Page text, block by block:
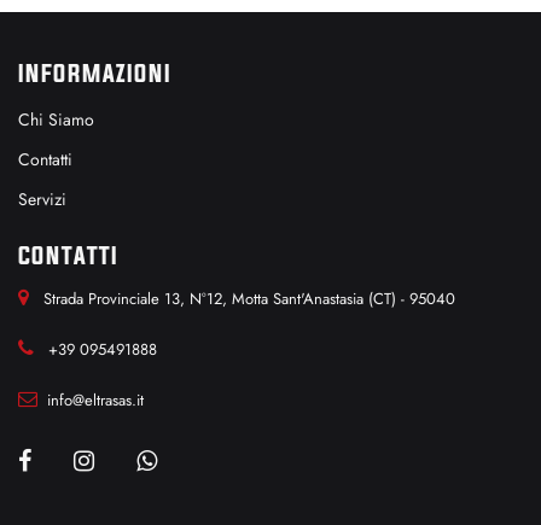
INFORMAZIONI
Chi Siamo
Contatti
Servizi
CONTATTI
Strada Provinciale 13, N°12, Motta Sant'Anastasia (CT) - 95040
+39 095491888
info@eltrasas.it